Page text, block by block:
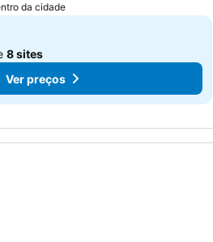
da cidade
8 sites
Ver preços